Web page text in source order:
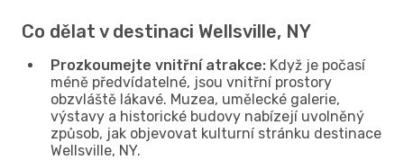
Co dělat v destinaci Wellsville, NY
Prozkoumejte vnitřní atrakce: Když je počasí
méně předvídatelné, jsou vnitřní prostory
obzvláště lákavé. Muzea, umělecké galerie,
výstavy a historické budovy nabízejí uvolněný
způsob, jak objevovat kulturní stránku destinace
Wellsville, NY.